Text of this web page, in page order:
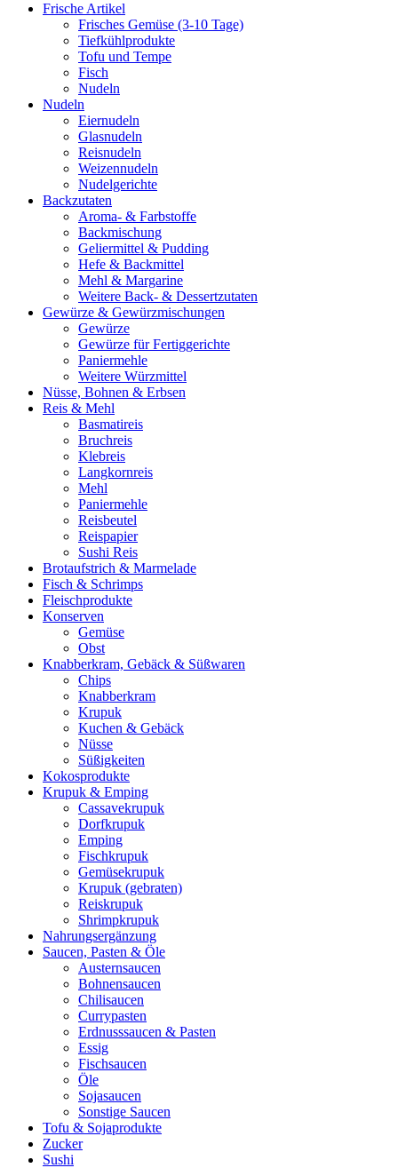
Frische Artikel
Frisches Gemüse (3-10 Tage)
Tiefkühlprodukte
Tofu und Tempe
Fisch
Nudeln
Nudeln
Eiernudeln
Glasnudeln
Reisnudeln
Weizennudeln
Nudelgerichte
Backzutaten
Aroma- & Farbstoffe
Backmischung
Geliermittel & Pudding
Hefe & Backmittel
Mehl & Margarine
Weitere Back- & Dessertzutaten
Gewürze & Gewürzmischungen
Gewürze
Gewürze für Fertiggerichte
Paniermehle
Weitere Würzmittel
Nüsse, Bohnen & Erbsen
Reis & Mehl
Basmatireis
Bruchreis
Klebreis
Langkornreis
Mehl
Paniermehle
Reisbeutel
Reispapier
Sushi Reis
Brotaufstrich & Marmelade
Fisch & Schrimps
Fleischprodukte
Konserven
Gemüse
Obst
Knabberkram, Gebäck & Süßwaren
Chips
Knabberkram
Krupuk
Kuchen & Gebäck
Nüsse
Süßigkeiten
Kokosprodukte
Krupuk & Emping
Cassavekrupuk
Dorfkrupuk
Emping
Fischkrupuk
Gemüsekrupuk
Krupuk (gebraten)
Reiskrupuk
Shrimpkrupuk
Nahrungsergänzung
Saucen, Pasten & Öle
Austernsaucen
Bohnensaucen
Chilisaucen
Currypasten
Erdnusssaucen & Pasten
Essig
Fischsaucen
Öle
Sojasaucen
Sonstige Saucen
Tofu & Sojaprodukte
Zucker
Sushi